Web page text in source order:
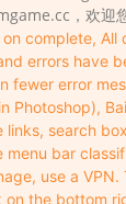
服装（
3周前
，欢迎
complete, All
errors have
fewer error
Photoshop),
links, search
bar
use a VPN.
on the bottom